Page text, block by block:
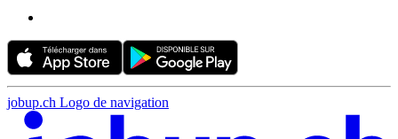
jobup.ch Logo de navigation